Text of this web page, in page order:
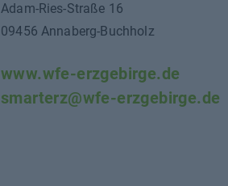
Adam-Ries-Straße 16
09456 Annaberg-Buchholz
www.wfe-erzgebirge.de
smarterz@wfe-erzgebirge.de